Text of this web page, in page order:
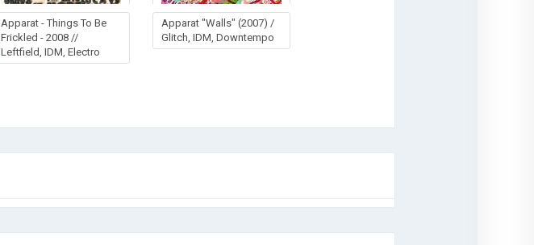
Apparat - Things To Be
Frickled - 2008 //
Leftfield, IDM, Electro
Apparat "Walls" (2007) /
Glitch, IDM, Downtempo